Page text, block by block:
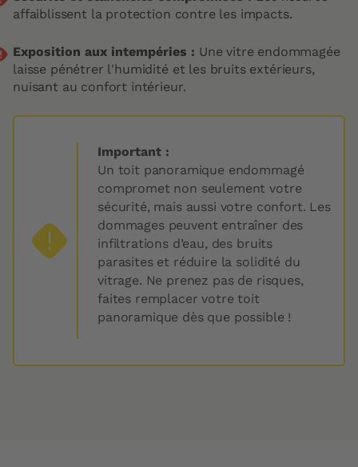
affaiblissent la protection contre les impacts.
Exposition aux intempéries : Une vitre endommagée
laisse pénétrer l'humidité et les bruits extérieurs,
nuisant au confort intérieur.
Important :
Un toit panoramique endommagé
compromet non seulement votre
sécurité, mais aussi votre confort. Les
dommages peuvent entraîner des
infiltrations d’eau, des bruits
parasites et réduire la solidité du
vitrage. Ne prenez pas de risques,
faites remplacer votre toit
panoramique dès que possible !